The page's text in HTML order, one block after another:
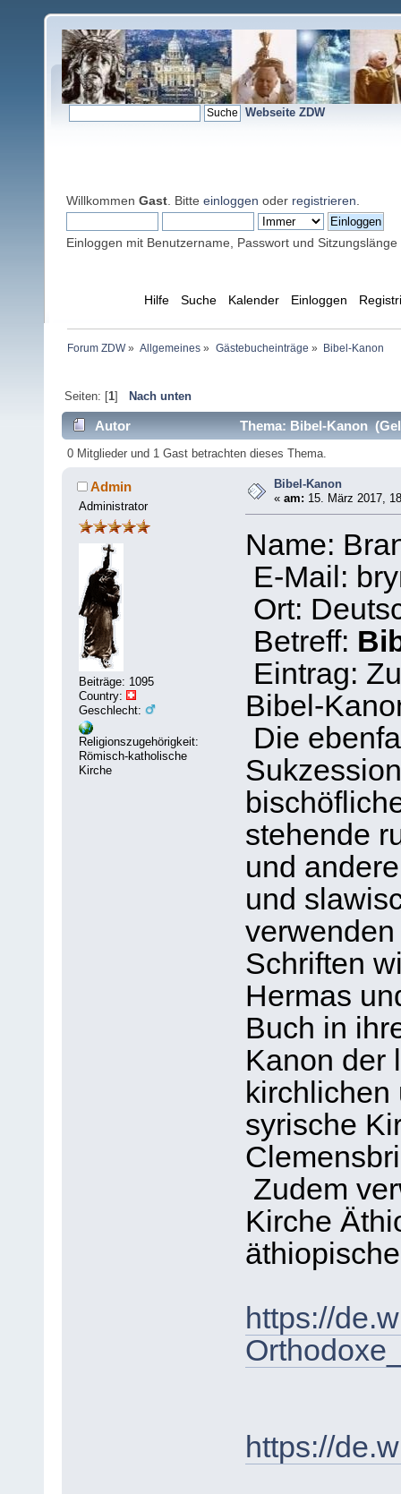
Webseite ZDW
Willkommen Gast . Bitte einloggen oder registrieren
Einloggen mit Benutzername, Passwort und Sitzungslänge
Hilfe Suche Kalender Einloggen
Forum ZDW» Allgemeines » Gästebucheinträge » Bibel-Kanon
Seiten: [1] Nach unten
Autor Thema: Bibel-Kanon
0 Mitglieder und 1 Gast betrachten dieses Thema.
Admin
Administrator
Beiträge: 1095
Country:
Geschlecht:
Religionszugehörigkeit:
Römisch-katholische
Kirche
Bibel-Kanon
«am: 15. März 2017,
Name:
E-Mail:
Ort:
Betreff:
Eintrag:
Bibel-
Die
stehende
und
und
Schriften
Hermas
Buch in
Kanon der
syrische
Zudem
Kirche
https://
https://